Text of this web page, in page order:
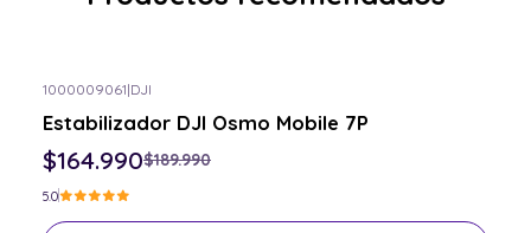
Consulta por el tuyo
1000009061|DJI
Estabilizador DJI Osmo Mobile 7P
$164.990$189.990
5.0